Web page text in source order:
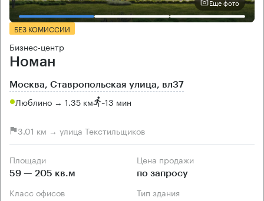
Еще фото
БЕЗ КОМИССИИ
Бизнес-центр
Номан
Москва, Ставропольская улица, вл37
Люблино → 1.35 км ~13 мин
3.01 км → улица Текстильщиков
Площади
59 — 205 кв.м
Цена продажи
по запросу
Класс офисов Тип здания